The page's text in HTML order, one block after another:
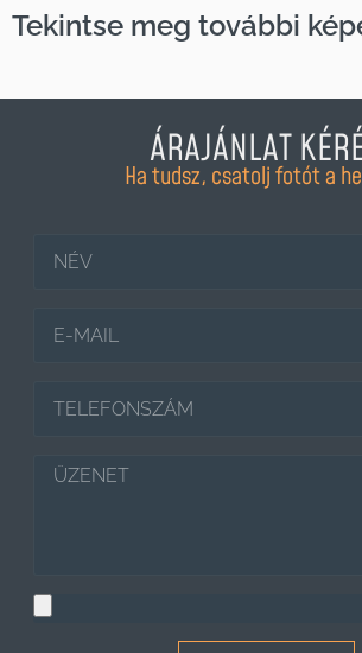
Tekintse meg további
ÁRAJÁNLAT
Ha tudsz, csatolj fotót a